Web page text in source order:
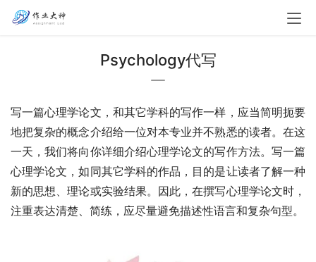
Psychology代写
写一篇心理学论文，和其它学科的写作一样，应当简明扼要
地把复杂的概念介绍给一位对本专业并不熟悉的读者。在这
一天，我们将向你详细介绍心理学论文的写作方法。写一篇
心理学论文，如同其它学科的作品，目的是让读者了解一种
新的思想、理论或实验结果。因此，在撰写心理学论文时，
注重表达清楚、简练，应尽量避免描述性语言和复杂句型。